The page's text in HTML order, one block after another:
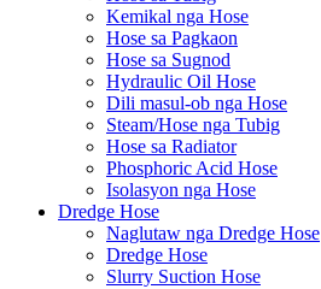
Kemikal nga Hose
Hose sa Pagkaon
Hose sa Sugnod
Hydraulic Oil Hose
Dili masul-ob nga Hose
Steam/Hose nga Tubig
Hose sa Radiator
Phosphoric Acid Hose
Isolasyon nga Hose
Dredge Hose
Naglutaw nga Dredge Hose
Dredge Hose
Slurry Suction Hose